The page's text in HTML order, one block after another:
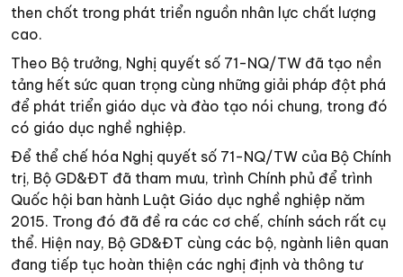
then chốt trong phát triển nguồn nhân lực chất lượng
cao.
Theo Bộ trưởng, Nghị quyết số 71-NQ/TW đã tạo nền
tảng hết sức quan trọng cùng những giải pháp đột phá
để phát triển giáo dục và đào tạo nói chung, trong đó
có giáo dục nghề nghiệp.
Để thể chế hóa Nghị quyết số 71-NQ/TW của Bộ Chính
trị, Bộ GD&ĐT đã tham mưu, trình Chính phủ để trình
Quốc hội ban hành Luật Giáo dục nghề nghiệp năm
2015. Trong đó đã đề ra các cơ chế, chính sách rất cụ
thể. Hiện nay, Bộ GD&ĐT cùng các bộ, ngành liên quan
đang tiếp tục hoàn thiện các nghị định và thông tư